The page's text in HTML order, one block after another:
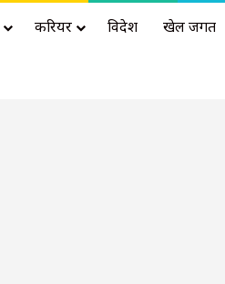
करियर विदेश खेल जगत